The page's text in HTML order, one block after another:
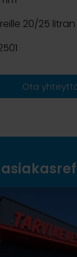
20/25
Ota